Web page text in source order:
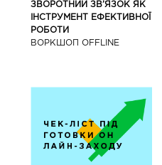
ЗВОРОТНИЙ ЗВ’ЯЗОК ЯК
ІНСТРУМЕНТ ЕФЕКТИВНОЇ
РОБОТИ
ВОРКШОП OFFLINE